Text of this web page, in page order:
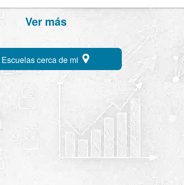
Ver más
Escuelas cerca de mi